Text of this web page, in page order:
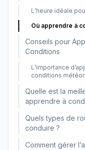
L’heure idéale
Où apprendre à
Conseils pour
Conditions
L’importance
conditions
Quelle est la
apprendre à
Quels types de
conduire ?
Comment gérer